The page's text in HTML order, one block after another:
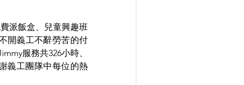
派飯盒、兒童興趣班
開義工不辭勞苦的付
服務共326小時、
義工團隊中每位的熱